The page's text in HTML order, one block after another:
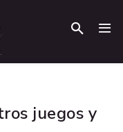
juegos y